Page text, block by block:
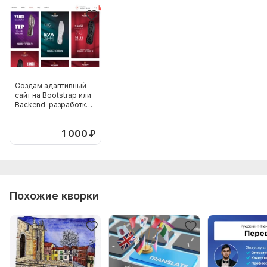
Создам адаптивный
сайт на Bootstrap или
Backend-разработка
1 000 ₽
Похожие кворки